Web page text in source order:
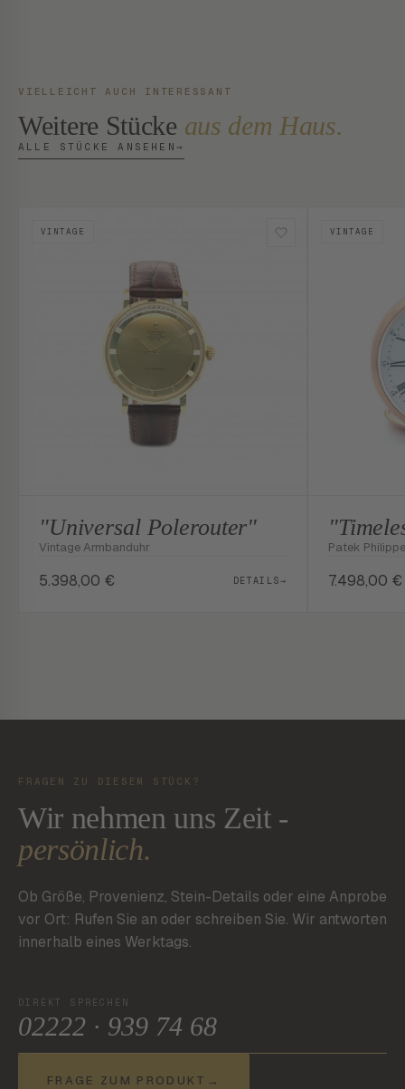
VIELLEICHT AUCH INTERESSANT
Weitere Stücke aus dem Haus.
ALLE STÜCKE ANSEHEN →
VINTAGE
"Universal Polerouter"
Vintage Armbanduhr
5.398,00 € DETAILS→
VINTAGE
Patek
7.498,00 €
FRAGEN ZU DIESEM STÜCK?
Wir nehmen uns Zeit -
persönlich.
Ob Größe, Provenienz, Stein-Details oder eine Anprobe
vor Ort: Rufen Sie an oder schreiben Sie. Wir antworten
innerhalb eines Werktags.
DIREKT SPRECHEN
02222 · 939 74 68
FRAGE ZUM PRODUKT →